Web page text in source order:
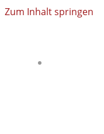
Zum Inhalt springen